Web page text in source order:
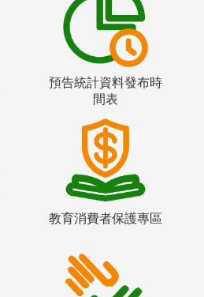
預告統計資料發布時
間表
教育消費者保護專區